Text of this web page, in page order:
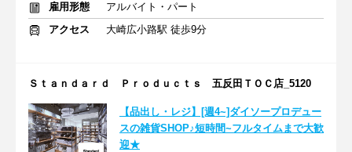
雇用形態
アルバイト・パート
アクセス
大崎広小路駅 徒歩9分
Ｓｔａｎｄａｒｄ Ｐｒｏｄｕｃｔｓ 五反田ＴＯＣ店_5120
【品出し・レジ】[週4~]ダイソープロデュー
スの雑貨SHOP♪短時間~フルタイムまで大歓
迎★